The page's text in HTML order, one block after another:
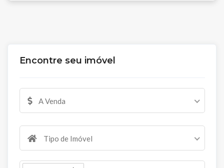
Encontre seu imóvel
A Venda
Tipo de Imóvel